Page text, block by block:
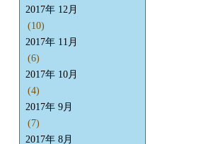
2017年 12月
(10)
2017年 11月
(6)
2017年 10月
(4)
2017年 9月
(7)
2017年 8月